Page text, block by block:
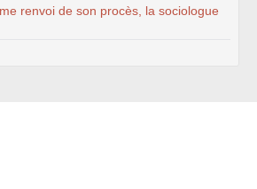
renvoi de son procès, la sociologue